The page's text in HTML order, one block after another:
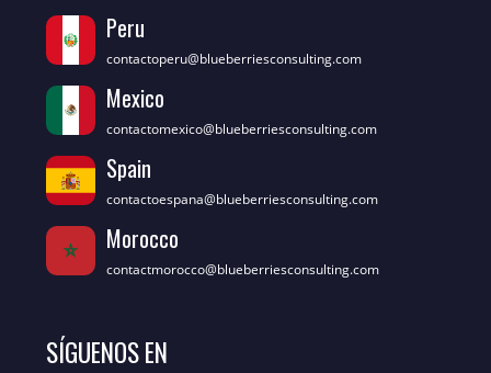
Peru
contactoperu@blueberriesconsulting.com
Mexico
contactomexico@blueberriesconsulting.com
Spain
contactoespana@blueberriesconsulting.com
Morocco
contactmorocco@blueberriesconsulting.com
SÍGUENOS EN